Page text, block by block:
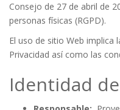
Consejo de 27 de abril de
personas físicas (RGPD).
El uso de sitio Web implica
Privacidad así como las
Identidad